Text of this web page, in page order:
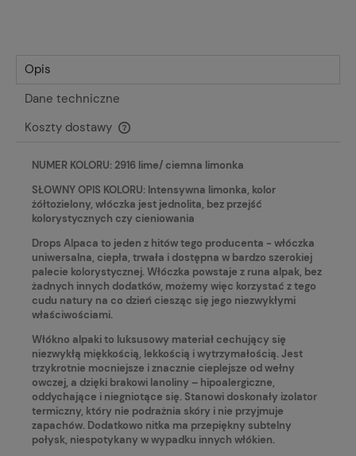
Opis
Dane techniczne
Koszty dostawy
Cena nie zawiera ewentualnych kosztów płatności
NUMER KOLORU: 2916 lime/ ciemna limonka
SŁOWNY OPIS KOLORU: Intensywna limonka, kolor
żółtozielony, włóczka jest jednolita, bez przejść
kolorystycznych czy cieniowania
Drops Alpaca to jeden z hitów tego producenta - włóczka
uniwersalna, ciepła, trwała i dostępna w bardzo szerokiej
palecie kolorystycznej. Włóczka powstaje z runa alpak, bez
żadnych innych dodatków, możemy więc korzystać z tego
cudu natury na co dzień ciesząc się jego niezwykłymi
właściwościami.
Włókno alpaki to luksusowy materiał cechujący się
niezwykłą miękkością, lekkością i wytrzymałością. Jest
trzykrotnie mocniejsze i znacznie cieplejsze od wełny
owczej, a dzięki brakowi lanoliny – hipoalergiczne,
oddychające i niegniotące się. Stanowi doskonały izolator
termiczny, który nie podrażnia skóry i nie przyjmuje
zapachów. Dodatkowo nitka ma przepiękny subtelny
połysk, niespotykany w wypadku innych włókien.